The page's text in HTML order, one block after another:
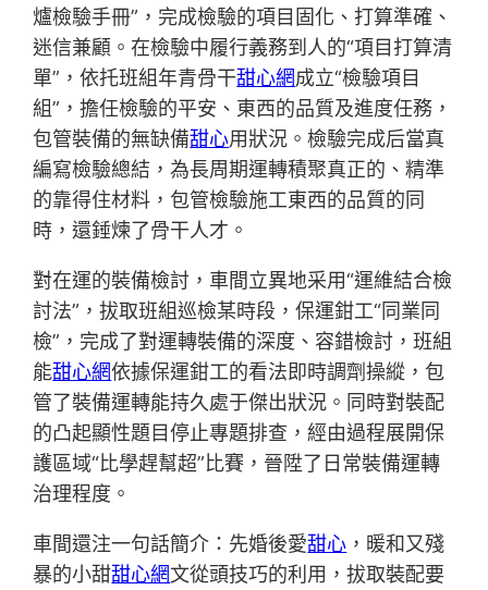
爐檢驗手冊”，完成檢驗的項目固化、打算準確、
迷信兼顧。在檢驗中履行義務到人的“項目打算清
單”，依托班組年青骨干甜心網成立“檢驗項目
組”，擔任檢驗的平安、東西的品質及進度任務，
包管裝備的無缺備甜心用狀況。檢驗完成后當真
編寫檢驗總結，為長周期運轉積聚真正的、精準
的靠得住材料，包管檢驗施工東西的品質的同
時，還錘煉了骨干人才。
對在運的裝備檢討，車間立異地采用“運維結合檢
討法”，拔取班組巡檢某時段，保運鉗工“同業同
檢”，完成了對運轉裝備的深度、容錯檢討，班組
能甜心網依據保運鉗工的看法即時調劑操縱，包
管了裝備運轉能持久處于傑出狀況。同時對裝配
的凸起顯性題目停止專題排查，經由過程展開保
護區域“比學趕幫超”比賽，晉陞了日常裝備運轉
治理程度。
車間還注一句話簡介：先婚後愛甜心 ，暖和又殘
暴的小甜甜心網文從頭技巧的利用，拔取裝配要